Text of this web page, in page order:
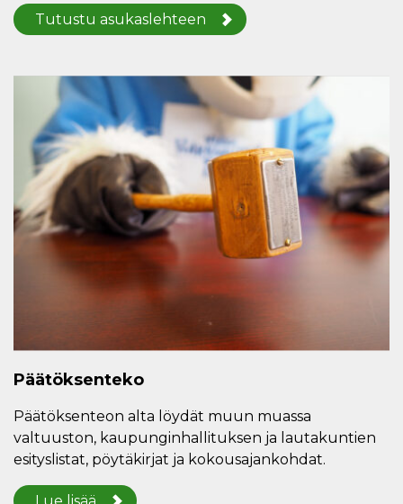
Tutustu asukaslehteen
Päätöksenteko
Päätöksenteon alta löydät muun muassa
valtuuston, kaupunginhallituksen ja lautakuntien
esityslistat, pöytäkirjat ja kokousajankohdat.